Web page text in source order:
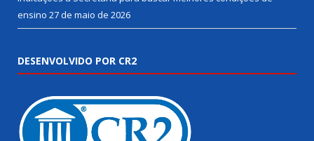
ensino 27 de maio de 2026
DESENVOLVIDO POR CR2